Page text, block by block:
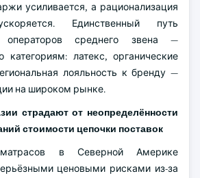
усиливается, а рационализация
Единственный путь
среднего звена —
категориям: латекс, органические
лояльность к бренду —
на широком рынке.
страдают от неопределённости
стоимости цепочки поставок
матрасов в Северной Америке
ценовыми рисками из-за